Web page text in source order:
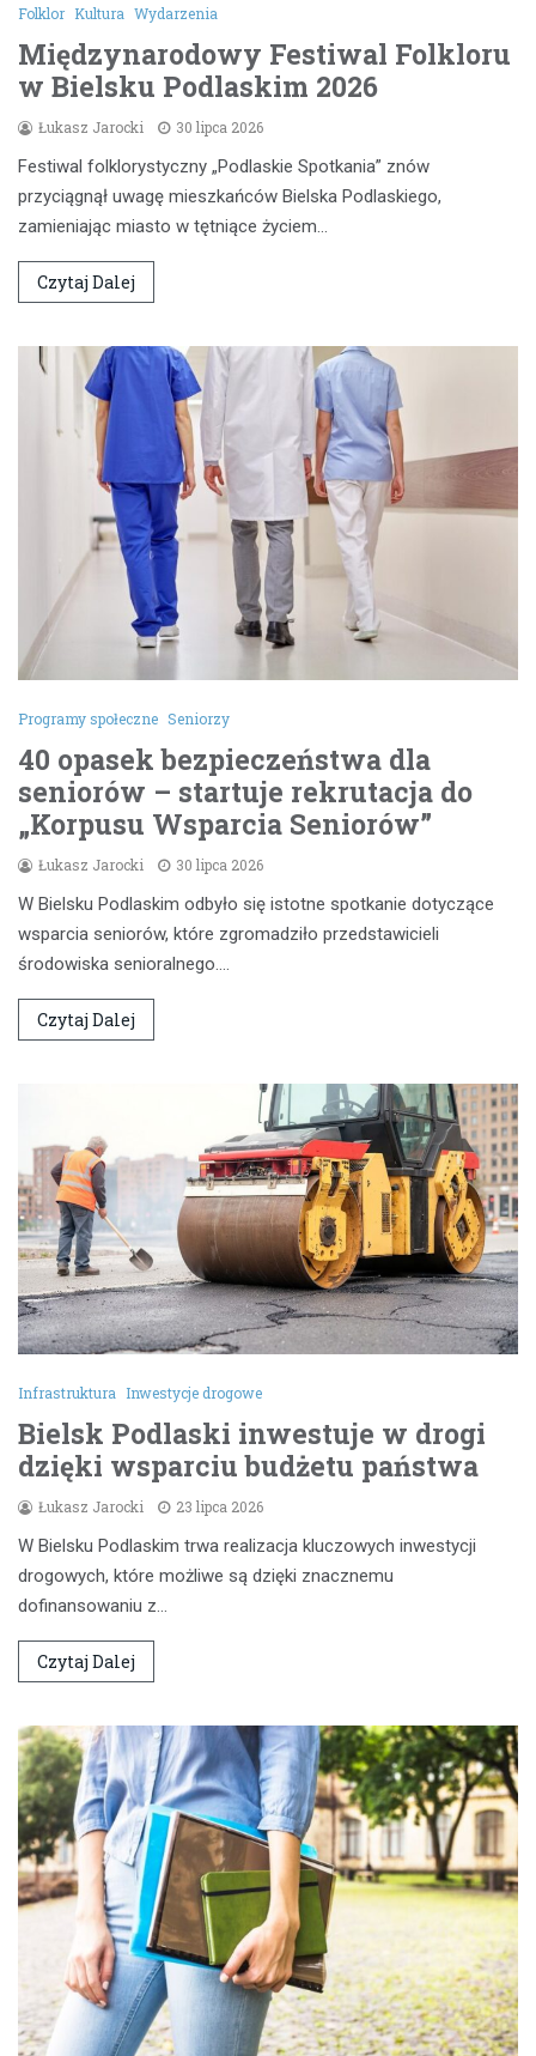
Folklor Kultura Wydarzenia
Międzynarodowy Festiwal Folkloru
w Bielsku Podlaskim 2026
Łukasz Jarocki 30 lipca 2026
Festiwal folklorystyczny „Podlaskie Spotkania” znów
przyciągnął uwagę mieszkańców Bielska Podlaskiego,
zamieniając miasto w tętniące życiem…
Czytaj Dalej
Programy społeczne Seniorzy
40 opasek bezpieczeństwa dla
seniorów – startuje rekrutacja do
„Korpusu Wsparcia Seniorów”
Łukasz Jarocki 30 lipca 2026
W Bielsku Podlaskim odbyło się istotne spotkanie dotyczące
wsparcia seniorów, które zgromadziło przedstawicieli
środowiska senioralnego.…
Czytaj Dalej
Infrastruktura Inwestycje drogowe
Bielsk Podlaski inwestuje w drogi
dzięki wsparciu budżetu państwa
Łukasz Jarocki 23 lipca 2026
W Bielsku Podlaskim trwa realizacja kluczowych inwestycji
drogowych, które możliwe są dzięki znacznemu
dofinansowaniu z…
Czytaj Dalej